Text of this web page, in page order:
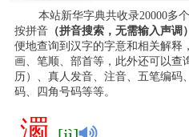
本站新华字典共收录20000多
按拼音（拼音搜索，无需输入声调）
便地查询到汉字的字意和相关解释
画、笔顺、部首等，此外还可以查
历）、真人发音、注音、五笔编码
码、四角号码等等。